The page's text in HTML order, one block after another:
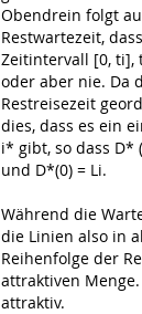
Obendrein folgt
Restwartezeit,
Zeitintervall [0, ti],
oder aber nie. Da
Restreisezeit
dies, dass es ein
i* gibt, so dass D*
und D*(0) = Li.
Während die
die Linien also in
Reihenfolge der
attraktiven
attraktiv.